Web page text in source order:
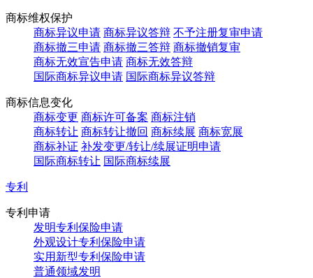
商标维权保护
商标异议申请 商标异议答辩 不予注册复审申请
商标撤三申请 商标撤三答辩 商标撤销复审
商标无效宣告申请 商标无效答辩
国际商标异议申请 国际商标异议答辩
商标信息变化
商标变更 商标许可备案 商标注销
商标转让 商标转让撤回 商标续展 商标宽展
商标补证 补发变更/转让/续展证明申请
国际商标转让 国际商标续展
专利
专利申请
发明专利保险申请
外观设计专利保险申请
实用新型专利保险申请
普通领域发明